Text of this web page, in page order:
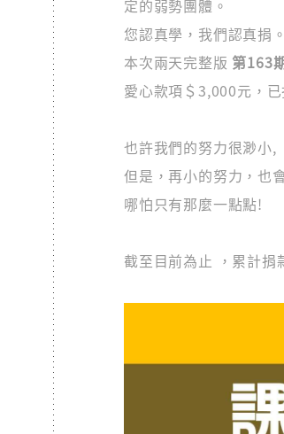
定的弱勢團體。
您認真學，我們認真捐。
本次兩天完整版 第163
愛心款項＄3,000元，
也許我們的努力很渺小,
但是，再小的努力，也
哪怕只有那麼一點點!
截至目前為止 ，累計